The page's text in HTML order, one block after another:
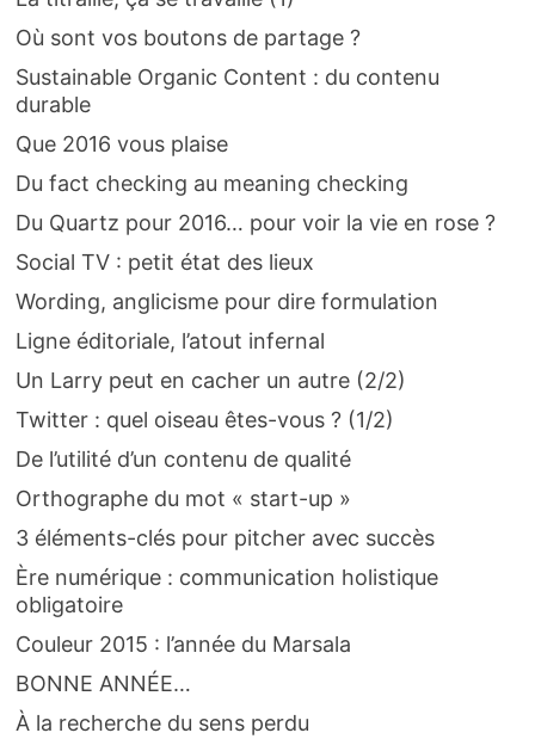
Où sont vos boutons de partage ?
Sustainable Organic Content : du contenu
durable
Que 2016 vous plaise
Du fact checking au meaning checking
Du Quartz pour 2016… pour voir la vie en rose ?
Social TV : petit état des lieux
Wording, anglicisme pour dire formulation
Ligne éditoriale, l’atout infernal
Un Larry peut en cacher un autre (2/2)
Twitter : quel oiseau êtes-vous ? (1/2)
De l’utilité d’un contenu de qualité
Orthographe du mot « start-up »
3 éléments-clés pour pitcher avec succès
Ère numérique : communication holistique
obligatoire
Couleur 2015 : l’année du Marsala
BONNE ANNÉE…
À la recherche du sens perdu